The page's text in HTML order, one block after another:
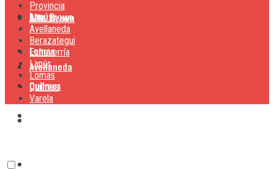
Lanús
Lomas
Quilmes
Alte. Brown
Avellaneda
Provincia
Alte. Brown
Avellaneda
Berazategui
Echeverría
Lanús
Lomas
Quilmes
Varela